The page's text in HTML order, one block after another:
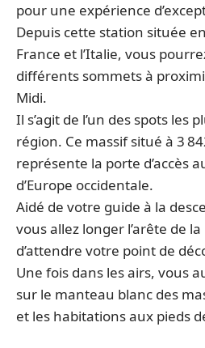
pour une expérience
Depuis cette station située
France et l’Italie, vous
différents sommets à
Midi.
Il s’agit de l’un des spots les
région. Ce massif situé à 3
représente la porte d’accès
d’Europe occidentale.
Aidé de votre guide à la
vous allez longer l’arête de
d’attendre votre point de
Une fois dans les airs, vous
sur le manteau blanc des
et les habitations aux pieds